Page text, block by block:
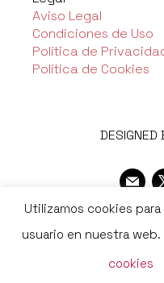
Aviso Legal
Condiciones de Uso
Política de
Política de Cookies
Utilizamos cookies
usuario en nuestra web.
cookies